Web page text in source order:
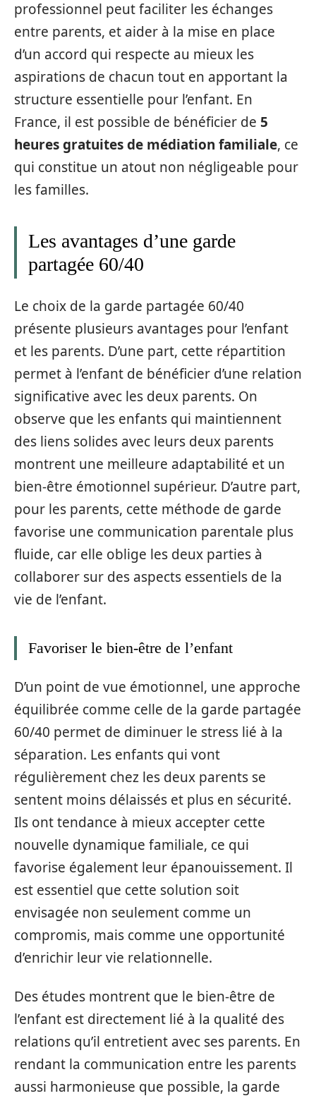
professionnel peut faciliter les échanges
entre parents, et aider à la mise en place
d’un accord qui respecte au mieux les
aspirations de chacun tout en apportant la
structure essentielle pour l’enfant. En
France, il est possible de bénéficier de 5
heures gratuites de médiation familiale, ce
qui constitue un atout non négligeable pour
les familles.
Les avantages d’une garde
partagée 60/40
Le choix de la garde partagée 60/40
présente plusieurs avantages pour l’enfant
et les parents. D’une part, cette répartition
permet à l’enfant de bénéficier d’une relation
significative avec les deux parents. On
observe que les enfants qui maintiennent
des liens solides avec leurs deux parents
montrent une meilleure adaptabilité et un
bien-être émotionnel supérieur. D’autre part,
pour les parents, cette méthode de garde
favorise une communication parentale plus
fluide, car elle oblige les deux parties à
collaborer sur des aspects essentiels de la
vie de l’enfant.
Favoriser le bien-être de l’enfant
D’un point de vue émotionnel, une approche
équilibrée comme celle de la garde partagée
60/40 permet de diminuer le stress lié à la
séparation. Les enfants qui vont
régulièrement chez les deux parents se
sentent moins délaissés et plus en sécurité.
Ils ont tendance à mieux accepter cette
nouvelle dynamique familiale, ce qui
favorise également leur épanouissement. Il
est essentiel que cette solution soit
envisagée non seulement comme un
compromis, mais comme une opportunité
d’enrichir leur vie relationnelle.
Des études montrent que le bien-être de
l’enfant est directement lié à la qualité des
relations qu’il entretient avec ses parents. En
rendant la communication entre les parents
aussi harmonieuse que possible, la garde